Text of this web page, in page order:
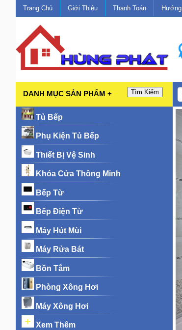
Trang Chủ Giới Thiệu Thanh Toán
DANH MỤC SẢN PHẨM + Tìm Kiếm
Tủ Bếp
Phụ Kiện Tủ Bếp
Thiết Bị Vệ Sinh
Khóa Cửa Thông Minh
Bếp Từ
Bếp Điện Từ
Máy Hút Mùi
Máy Rửa Bát
Bồn Tắm
Phòng Xông Hơi
Máy Xông Hơi
Xem Thêm